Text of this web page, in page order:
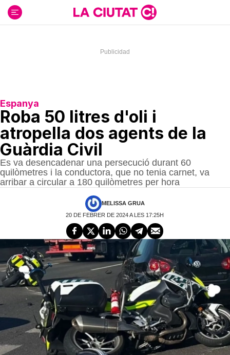
contenido
Espanya
Roba 50 litres d'oli i
atropella dos agents de la
Guàrdia Civil
Es va desencadenar una persecució durant 60
quilòmetres i la conductora, que no tenia carnet, va
arribar a circular a 180 quilòmetres per hora
MELISSA GRUA
20 DE FEBRER DE 2024 A LES 17:25H